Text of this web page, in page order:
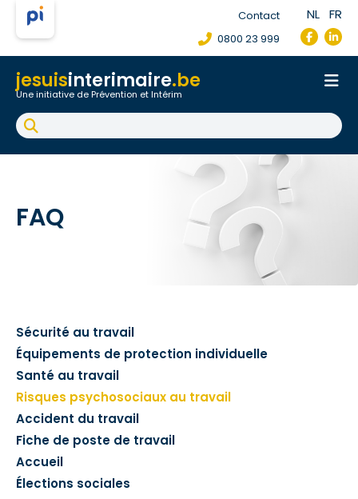
Contact
0800 23 999
NL FR
jesuisinterimaire.be
Une initiative de Prévention et Intérim
Accueil
Fiche de poste de travail
Accident du travail
FAQ
Sécurité au travail
Équipements de protection individuelle
Santé au travail
Risques psychosociaux au travail
Accident du travail
Fiche de poste de travail
Accueil
Élections sociales